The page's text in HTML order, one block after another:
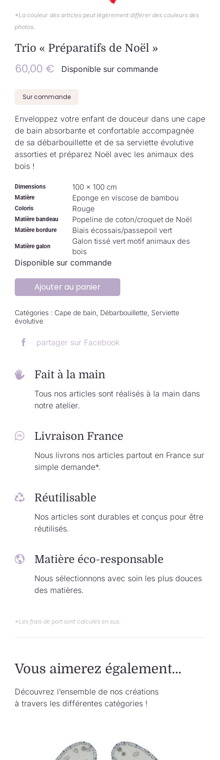
Collection de Noël
*La couleur des articles peut légèrement différer des couleurs des
photos.
Trio « Préparatifs de Noël »
60,00 € Disponible sur commande
Sur commande
Enveloppez votre enfant de douceur dans une cape
de bain absorbante et confortable accompagnée
de sa débarbouillette et de sa serviette évolutive
assorties et préparez Noël avec les animaux des
bois !
Dimensions 100 × 100 cm
Matière Eponge en viscose de bambou
Coloris Rouge
Matière bandeau Popeline de coton/croquet de Noël
Matière bordure Biais écossais/passepoil vert
Matière galon
Galon tissé vert motif animaux des
bois
Disponible sur commande
Ajouter au panier
Catégories : Cape de bain, Débarbouillette, Serviette
évolutive
partager sur Facebook
Fait à la main
Tous nos articles sont réalisés à la main dans
notre atelier.
Livraison France
Nous livrons nos articles partout en France sur
simple demande*.
Réutilisable
Nos articles sont durables et conçus pour être
réutilisés.
Matière éco-responsable
Nous sélectionnons avec soin les plus douces
des matières.
*Les frais de port sont calculés en sus.
Vous aimerez également…
Découvrez l’ensemble de nos créations
à travers les différentes catégories !